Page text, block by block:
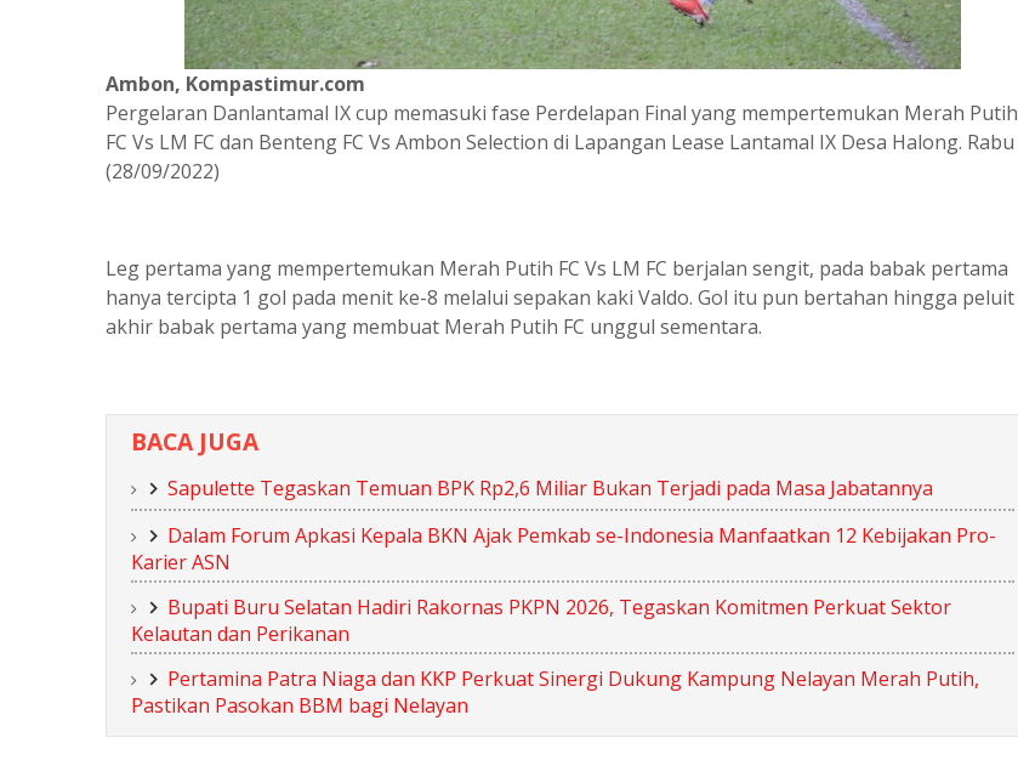
Ambon, Kompastimur.com
Pergelaran Danlantamal IX cup memasuki fase Perdelapan Final yang mempertemukan Merah Putih
FC Vs LM FC dan Benteng FC Vs Ambon Selection di Lapangan Lease Lantamal IX Desa Halong. Rabu
(28/09/2022)
Leg pertama yang mempertemukan Merah Putih FC Vs LM FC berjalan sengit, pada babak pertama
hanya tercipta 1 gol pada menit ke-8 melalui sepakan kaki Valdo. Gol itu pun bertahan hingga peluit
akhir babak pertama yang membuat Merah Putih FC unggul sementara.
BACA JUGA
Sapulette Tegaskan Temuan BPK Rp2,6 Miliar Bukan Terjadi pada Masa Jabatannya
Dalam Forum Apkasi Kepala BKN Ajak Pemkab se-Indonesia Manfaatkan 12 Kebijakan Pro-
Karier ASN
Bupati Buru Selatan Hadiri Rakornas PKPN 2026, Tegaskan Komitmen Perkuat Sektor
Kelautan dan Perikanan
Pertamina Patra Niaga dan KKP Perkuat Sinergi Dukung Kampung Nelayan Merah Putih,
Pastikan Pasokan BBM bagi Nelayan